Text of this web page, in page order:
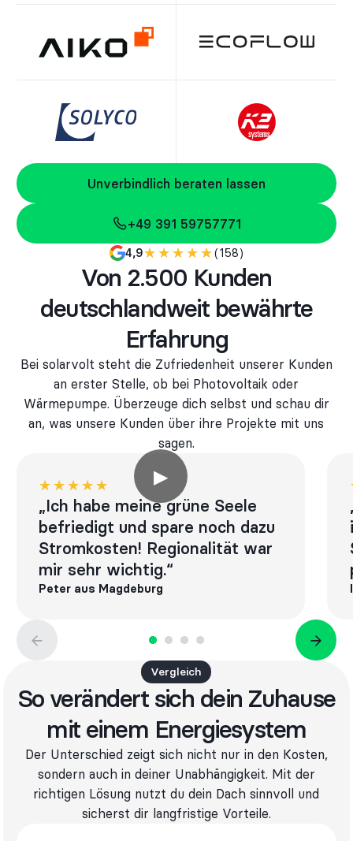
Unverbindlich beraten lassen
Unverbindlich beraten lassen
+49 391 59757771
+49 391 59757771
4,9★★★★★
★★★★★(158)
Von 2.500 Kunden
deutschlandweit bewährte
Erfahrung
Bei solarvolt steht die Zufriedenheit unserer Kunden
an erster Stelle, ob bei Photovoltaik oder
Wärmepumpe. Überzeuge dich selbst und schau dir
an, was unsere Kunden über ihre Projekte mit uns
sagen.
▶
★★★★★
★★★★★
„Ich habe meine grüne Seele
befriedigt und spare noch dazu
Stromkosten! Regionalität war
mir sehr wichtig.“
Peter aus Magdeburg
Vergleich
So verändert sich dein Zuhause
mit einem Energiesystem
Der Unterschied zeigt sich nicht nur in den Kosten,
sondern auch in deiner Unabhängigkeit. Mit der
richtigen Lösung nutzt du dein Dach sinnvoll und
sicherst dir langfristige Vorteile.